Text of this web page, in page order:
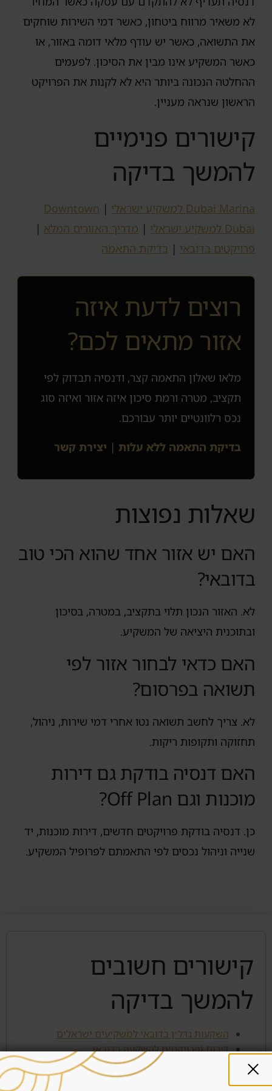
לא משאיר מרווח ביטחון, כאשר דמי השירות שוחקים
את התשואה, כאשר יש עודף מלאי דומה באזור, או
כאשר המשקיע אינו מבין את הסיכון. לפעמים
ההחלטה הנכונה ביותר היא לא לקנות את הפרויקט
הראשון שנראה מעניין.
קישורים פנימיים
להמשך בדיקה
Dubai Marina למשקיע ישראלי |
Downtown
Dubai למשקיע ישראלי
| מדריך האזורים המלא |
פרויקטים בדובאי | בדיקת התאמה
רוצים לדעת איזה
אזור מתאים לכם?
מלאו שאלון התאמה קצר, ודנסיה תבדוק לפי
תקציב, מטרה ורמת סיכון איזה אזור ואיזה סוג
נכס רלוונטיים יותר עבורכם.
בדיקת התאמה ללא עלות | יצירת קשר
שאלות נפוצות
האם יש אזור אחד שהוא הכי טוב
בדובאי?
לא. האזור הנכון תלוי בתקציב, במטרה, בסיכון
ובתוכנית היציאה של המשקיע.
האם כדאי לבחור אזור לפי
תשואה בפרסום?
לא. צריך לחשב תשואה נטו אחרי דמי שירות, ניהול,
תחזוקה ותקופות ריקות.
האם דנסיה בודקת גם דירות
מוכנות וגם Off Plan?
כן. דנסיה בודקת פרויקטים חדשים, דירות מוכנות, יד
שנייה וניהול נכסים לפי התאמתם לפרופיל המשקיע.
קישורים חשובים
להמשך בדיקה
השקעות נדל״ן בדובאי למשקיעים ישראלים
דירות ופרויקטים להשקעה בדובאי
אזורים מומלצים להשקעה בדובאי
שיטת בדיקת פרויקטים בדובאי